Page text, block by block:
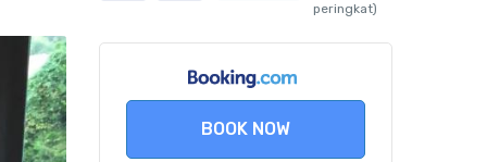
peringkat)
BOOK NOW